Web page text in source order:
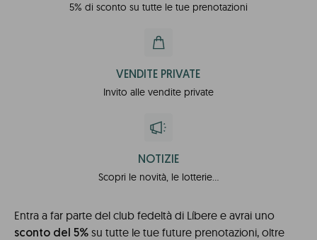
5% di sconto su tutte le tue prenotazioni
VENDITE PRIVATE
Invito alle vendite private
NOTIZIE
Scopri le novità, le lotterie...
Entra a far parte del club fedeltà di Líbere e avrai uno
sconto del 5% su tutte le tue future prenotazioni, oltre